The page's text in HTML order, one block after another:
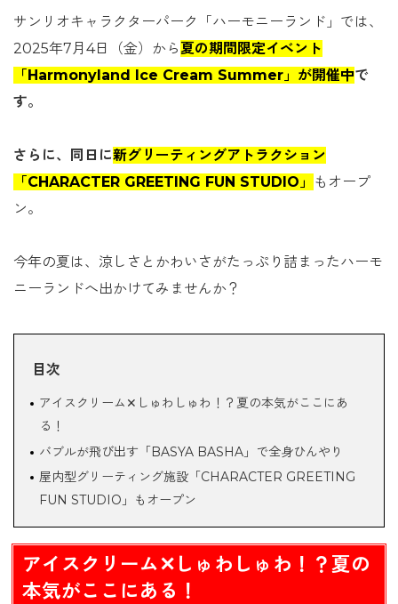
サンリオキャラクターパーク「ハーモニーランド」では、
2025年7月4日（金）から夏の期間限定イベント
「Harmonyland Ice Cream Summer」が開催中で
す。
さらに、同日に新グリーティングアトラクション
「CHARACTER GREETING FUN STUDIO」
もオープ
ン。
今年の夏は、涼しさとかわいさがたっぷり詰まったハーモ
ニーランドへ出かけてみませんか？
目次
アイスクリーム✕しゅわしゅわ！？夏の本気がここにあ
る！
バブルが飛び出す「BASYA BASHA」で全身ひんやり
屋内型グリーティング施設「CHARACTER GREETING
FUN STUDIO」もオープン
アイスクリーム✕しゅわしゅわ！？夏の
本気がここにある！